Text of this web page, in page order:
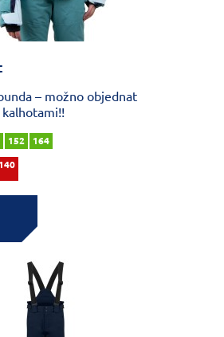
– možno objednat
152 164
140